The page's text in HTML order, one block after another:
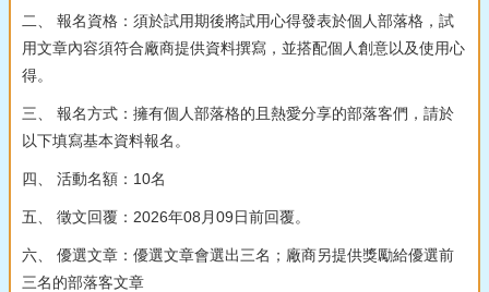
二、 報名資格：須於試用期後將試用心得發表於個人部落格，試
用文章內容須符合廠商提供資料撰寫，並搭配個人創意以及使用心
得。
三、 報名方式：擁有個人部落格的且熱愛分享的部落客們，請於
以下填寫基本資料報名。
四、 活動名額：10名
五、 徵文回覆：2026年08月09日前回覆。
六、 優選文章：優選文章會選出三名；廠商另提供獎勵給優選前
三名的部落客文章